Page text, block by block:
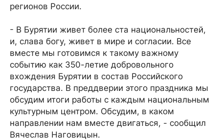
регионов России.
- В Бурятии живет более ста национальностей,
и, слава богу, живет в мире и согласии. Все
вместе мы готовимся к такому важному
событию как 350-летие добровольного
вхождения Бурятии в состав Российского
государства. В преддверии этого праздника мы
обсудим итоги работы с каждым национальным
культурным центром. Обсудим, в каком
направлении нам вместе двигаться, - сообщил
Вячеслав Наговицын.